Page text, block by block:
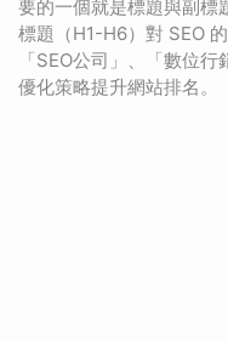
要的一個就是標題與副標
標題（H1-H6）對 SEO
「SEO公司」、「數位
優化策略提升網站排名。